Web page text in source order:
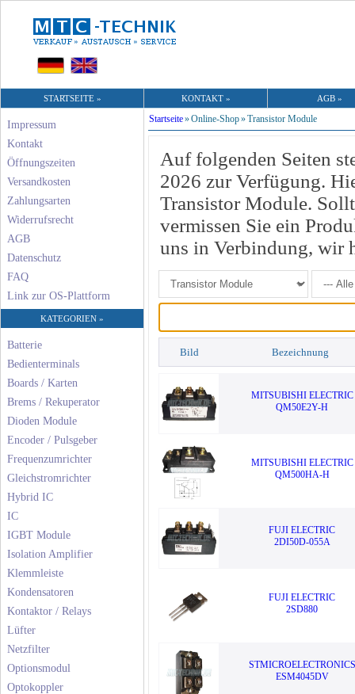
STARTSEITE » KONTAKT » AGB »
Impressum
Kontakt
Öffnungszeiten
Versandkosten
Zahlungsarten
Widerrufsrecht
AGB
Datenschutz
FAQ
Link zur OS-Plattform
KATEGORIEN »
Batterie
Bedienterminals
Boards / Karten
Brems / Rekuperator
Dioden Module
Encoder / Pulsgeber
Frequenzumrichter
Gleichstromrichter
Hybrid IC
IC
IGBT Module
Isolation Amplifier
Klemmleiste
Kondensatoren
Kontaktor / Relays
Lüfter
Netzfilter
Optionsmodul
Optokoppler
Startseite»Online-Shop»Transistor Module
Auf folgenden Seiten
2026 zur Verfügung.
Transistor Module.
vermissen Sie ein
uns in Verbindung, wir
Bild Bezeichnung
MITSUBISHI ELECTRIC
QM50E2Y-H
MITSUBISHI ELECTRIC
QM500HA-H
FUJI ELECTRIC
2DI50D-055A
FUJI ELECTRIC
2SD880
STMICROELECTRONICS
ESM4045DV